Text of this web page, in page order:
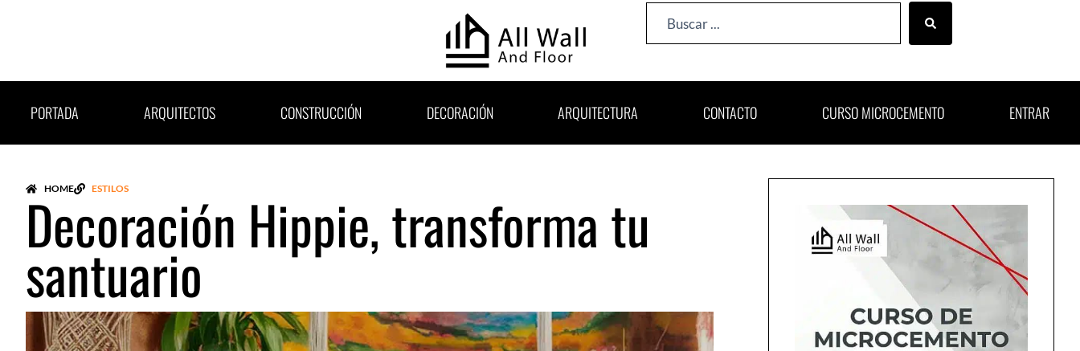
PORTADA ARQUITECTOS CONSTRUCCIÓN DECORACIÓN ARQUITECTURA CONTACTO CURSO MICROCEMENTO ENTRAR
HOME ESTILOS
Decoración Hippie, transforma tu
santuario